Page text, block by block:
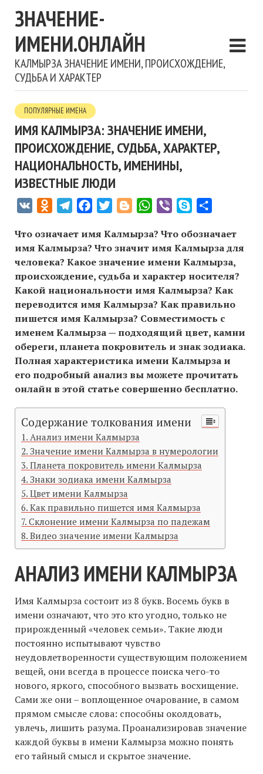
ЗНАЧЕНИЕ-
ИМЕНИ.ОНЛАЙН
КАЛМЫРЗА ЗНАЧЕНИЕ ИМЕНИ, ПРОИСХОЖДЕНИЕ,
СУДЬБА И ХАРАКТЕР
ПОПУЛЯРНЫЕ ИМЕНА
ИМЯ КАЛМЫРЗА: ЗНАЧЕНИЕ ИМЕНИ,
ПРОИСХОЖДЕНИЕ, СУДЬБА, ХАРАКТЕР,
НАЦИОНАЛЬНОСТЬ, ИМЕНИНЫ,
ИЗВЕСТНЫЕ ЛЮДИ
VK Odnoklassniki
TelegramFacebookTwitterBloggerWhatsApp
Viber Skype
Что означает имя Калмырза? Что обозначает
имя Калмырза? Что значит имя Калмырза для
человека? Какое значение имени Калмырза,
происхождение, судьба и характер носителя?
Какой национальности имя Калмырза? Как
переводится имя Калмырза? Как правильно
пишется имя Калмырза? Совместимость c
именем Калмырза — подходящий цвет, камни
обереги, планета покровитель и знак зодиака.
Полная характеристика имени Калмырза и
его подробный анализ вы можете прочитать
онлайн в этой статье совершенно бесплатно.
Содержание толкования имени
Анализ имени Калмырза
Значение имени Калмырза в нумерологии
Планета покровитель имени Калмырза
Знаки зодиака имени Калмырза
Цвет имени Калмырза
Как правильно пишется имя Калмырза
Склонение имени Калмырза по падежам
Видео значение имени Калмырза
АНАЛИЗ ИМЕНИ КАЛМЫРЗА
Имя Калмырза состоит из 8 букв. Восемь букв в
имени означают, что это кто угодно, только не
прирожденный «человек семьи». Такие люди
постоянно испытывают чувство
неудовлетворенности существующим положением
вещей, они всегда в процессе поиска чего-то
нового, яркого, способного вызвать восхищение.
Сами же они – воплощенное очарование, в самом
прямом смысле слова: способны околдовать,
увлечь, лишить разума. Проанализировав значение
каждой буквы в имени Калмырза можно понять
его тайный смысл и скрытое значение.